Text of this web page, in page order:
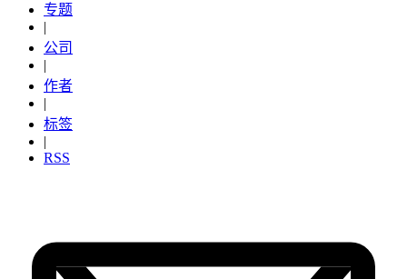
专题
|
公司
|
作者
|
标签
|
RSS